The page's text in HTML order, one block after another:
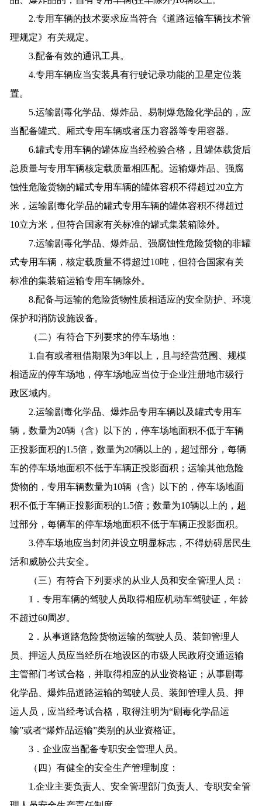
2.专用车辆的技术要求应当符合《道路运输车辆技术管
理规定》有关规定。
3.配备有效的通讯工具。
4.专用车辆应当安装具有行驶记录功能的卫星定位装
置。
5.运输剧毒化学品、爆炸品、易制爆危险化学品的，应
当配备罐式、厢式专用车辆或者压力容器等专用容器。
6.罐式专用车辆的罐体应当经检验合格，且罐体载货后
总质量与专用车辆核定载质量相匹配。运输爆炸品、强腐
蚀性危险货物的罐式专用车辆的罐体容积不得超过20立方
米，运输剧毒化学品的罐式专用车辆的罐体容积不得超过
10立方米，但符合国家有关标准的罐式集装箱除外。
7.运输剧毒化学品、爆炸品、强腐蚀性危险货物的非罐
式专用车辆，核定载质量不得超过10吨，但符合国家有关
标准的集装箱运输专用车辆除外。
8.配备与运输的危险货物性质相适应的安全防护、环境
保护和消防设施设备。
（二）有符合下列要求的停车场地：
1.自有或者租借期限为3年以上，且与经营范围、规模
相适应的停车场地，停车场地应当位于企业注册地市级行
政区域内。
2.运输剧毒化学品、爆炸品专用车辆以及罐式专用车
辆，数量为20辆（含）以下的，停车场地面积不低于车辆
正投影面积的1.5倍，数量为20辆以上的，超过部分，每辆
车的停车场地面积不低于车辆正投影面积；运输其他危险
货物的，专用车辆数量为10辆（含）以下的，停车场地面
积不低于车辆正投影面积的1.5倍；数量为10辆以上的，超
过部分，每辆车的停车场地面积不低于车辆正投影面积。
3.停车场地应当封闭并设立明显标志，不得妨碍居民生
活和威胁公共安全。
（三）有符合下列要求的从业人员和安全管理人员：
1．专用车辆的驾驶人员取得相应机动车驾驶证，年龄
不超过60周岁。
2．从事道路危险货物运输的驾驶人员、装卸管理人
员、押运人员应当经所在地设区的市级人民政府交通运输
主管部门考试合格，并取得相应的从业资格证；从事剧毒
化学品、爆炸品道路运输的驾驶人员、装卸管理人员、押
运人员，应当经考试合格，取得注明为“剧毒化学品运
输”或者“爆炸品运输”类别的从业资格证。
3．企业应当配备专职安全管理人员。
（四）有健全的安全生产管理制度：
1.企业主要负责人、安全管理部门负责人、专职安全管